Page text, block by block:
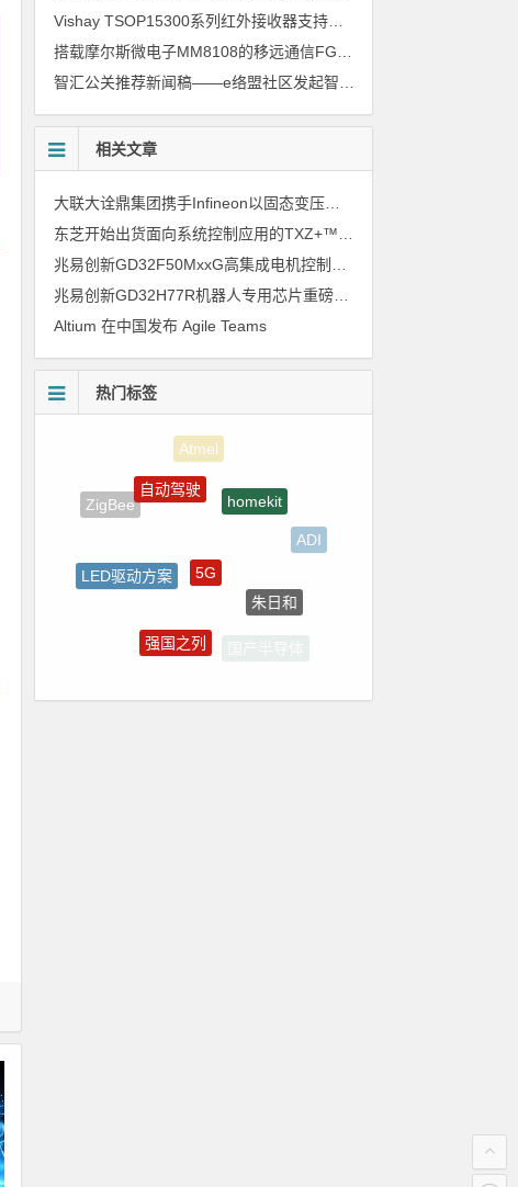
Vishay TSOP15300系列红外接收器支持所有主流遥控代码
相关文章
大联大诠鼎集团携手Infineon以固态变压器重构配电效率新标杆
兆易创新GD32H77R机器人专用芯片重磅亮相，精准赋能伺服驱动与关节控制
Altium 在中国发布 Agile Teams
热门标签
ZigBee
ADI